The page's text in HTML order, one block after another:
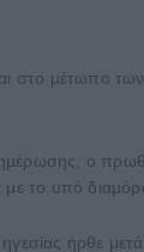
στο μέτωπο
ο
με το υπό
ηγεσίας ήρθε